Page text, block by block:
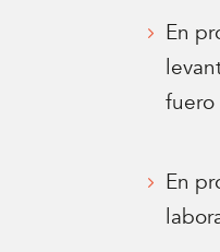
En
fuero
En